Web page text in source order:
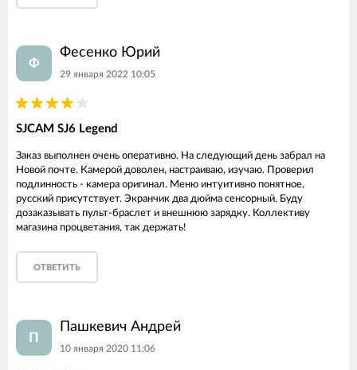
Ф
Фесенко Юрий
29 января 2022 10:05
SJCAM SJ6 Legend
Заказ выполнен очень оперативно. На следующий день забрал на
Новой почте. Камерой доволен, настраиваю, изучаю. Проверил
подлинность - камера оригинал. Меню интуитивно понятное,
русский присутствует. Экранчик два дюйма сенсорный. Буду
дозаказывать пульт-браслет и внешнюю зарядку. Коллективу
магазина процветания, так держать!
ОТВЕТИТЬ
П
Пашкевич Андрей
10 января 2020 11:06